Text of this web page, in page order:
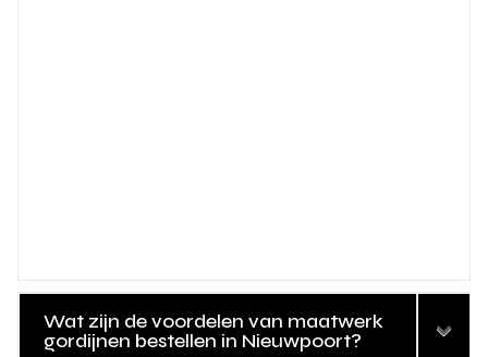
Wat zijn de voordelen van maatwerk
gordijnen bestellen in Nieuwpoort?